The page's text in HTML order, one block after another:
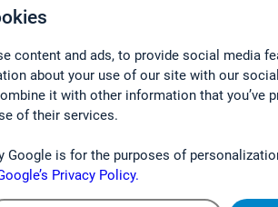
content and ads, to provide social media
about your use of our site with our
it with other information that you’ve
of their services.
Google is for the purposes of
Privacy Policy.